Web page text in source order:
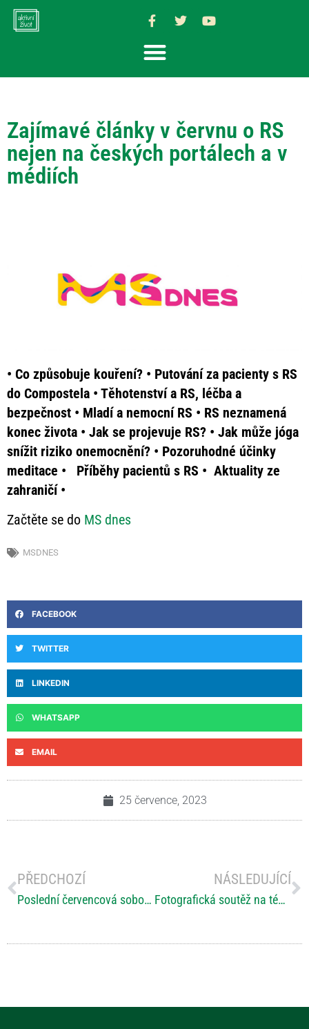
Zajímavé články v červnu o RS
nejen na českých portálech a v
médiích
• Co způsobuje kouření? • Putování za pacienty s RS
do Compostela • Těhotenství a RS, léčba a
bezpečnost • Mladí a nemocní RS • RS neznamená
konec života • Jak se projevuje RS? • Jak může jóga
snížit riziko onemocnění? • Pozoruhodné účinky
meditace • Příběhy pacientů s RS • Aktuality ze
zahraničí •
Začtěte se do MS dnes
MSDNES
FACEBOOK
TWITTER
LINKEDIN
WHATSAPP
EMAIL
25 července, 2023
PŘEDCHOZÍ
Poslední červencová sobota bude patřit Svatoanenským slavnostem
NÁSLEDUJÍCÍ
Fotografická soutěž na téma „Také to zvládnu!“